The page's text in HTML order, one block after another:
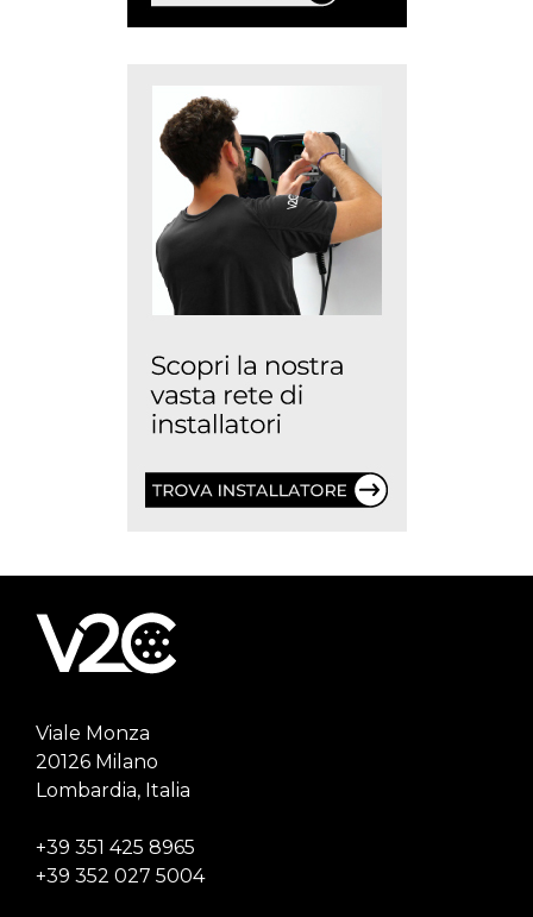
Viale Monza
20126 Milano
Lombardia, Italia
+39 351 425 8965
+39 352 027 5004